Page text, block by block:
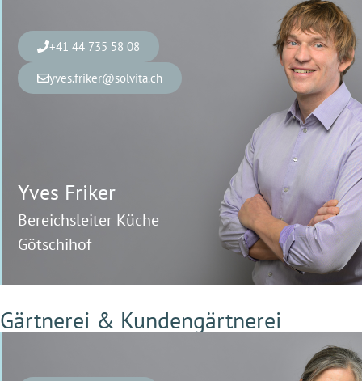
Yves Friker
Bereichsleiter Küche
Götschihof
+41 44 735 58 08
yves.friker@solvita.ch
Gärtnerei & Kundengärtnerei